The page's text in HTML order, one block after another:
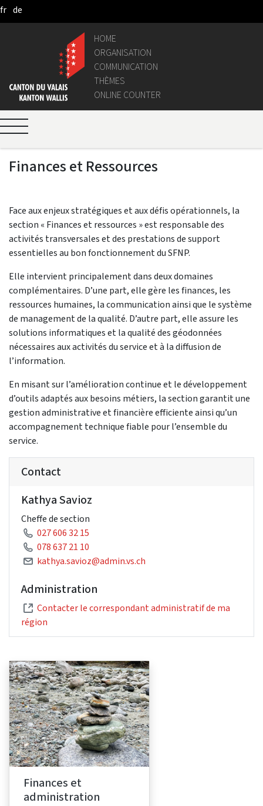
Skip to Main Content
fr de
HOME
ORGANISATION
COMMUNICATION
THÈMES
ONLINE COUNTER
Finances et Ressources
Face aux enjeux stratégiques et aux défis opérationnels, la
section « Finances et ressources » est responsable des
activités transversales et des prestations de support
essentielles au bon fonctionnement du SFNP.
Elle intervient principalement dans deux domaines
complémentaires. D’une part, elle gère les finances, les
ressources humaines, la communication ainsi que le système
de management de la qualité. D’autre part, elle assure les
solutions informatiques et la qualité des géodonnées
nécessaires aux activités du service et à la diffusion de
l’information.
En misant sur l’amélioration continue et le développement
d’outils adaptés aux besoins métiers, la section garantit une
gestion administrative et financière efficiente ainsi qu’un
accompagnement technique fiable pour l’ensemble du
service.
Contact
Kathya Savioz
Cheffe de section
027 606 32 15
078 637 21 10
kathya.savioz@admin.vs.ch
Administration
Contacter le correspondant administratif de ma
région
Finances et
administration